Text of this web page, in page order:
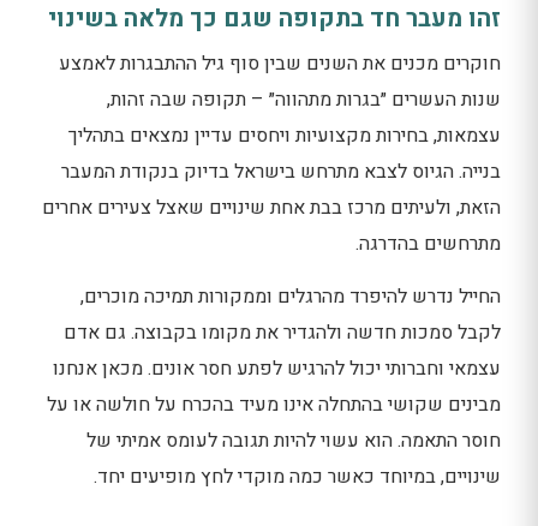
זהו מעבר חד בתקופה שגם כך מלאה בשינוי
חוקרים מכנים את השנים שבין סוף גיל ההתבגרות לאמצע
שנות העשרים ״בגרות מתהווה״ – תקופה שבה זהות,
עצמאות, בחירות מקצועיות ויחסים עדיין נמצאים בתהליך
בנייה. הגיוס לצבא מתרחש בישראל בדיוק בנקודת המעבר
הזאת, ולעיתים מרכז בבת אחת שינויים שאצל צעירים אחרים
מתרחשים בהדרגה.
החייל נדרש להיפרד מהרגלים וממקורות תמיכה מוכרים,
לקבל סמכות חדשה ולהגדיר את מקומו בקבוצה. גם אדם
עצמאי וחברותי יכול להרגיש לפתע חסר אונים. מכאן אנחנו
מבינים שקושי בהתחלה אינו מעיד בהכרח על חולשה או על
חוסר התאמה. הוא עשוי להיות תגובה לעומס אמיתי של
שינויים, במיוחד כאשר כמה מוקדי לחץ מופיעים יחד.